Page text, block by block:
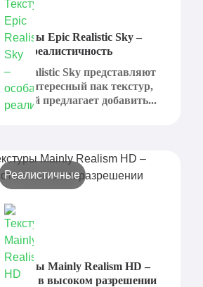
Текстуры Epic Realistic Sky –
особая реалистичность
Epic Realistic Sky представляют
собой интересный пак текстур,
который предлагает добавить...
Реалистичные
Текстуры Mainly Realism HD –
красота в высоком разрешении